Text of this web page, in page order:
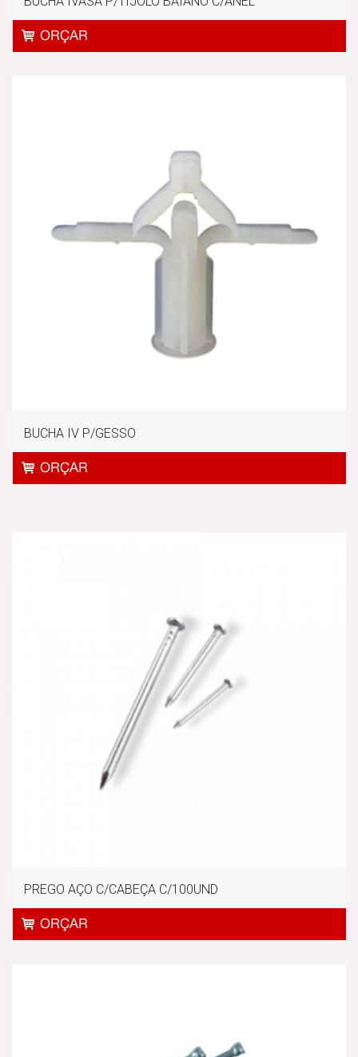
BUCHA IV P/GESSO
PREGO AÇO C/CABEÇA C/100UND